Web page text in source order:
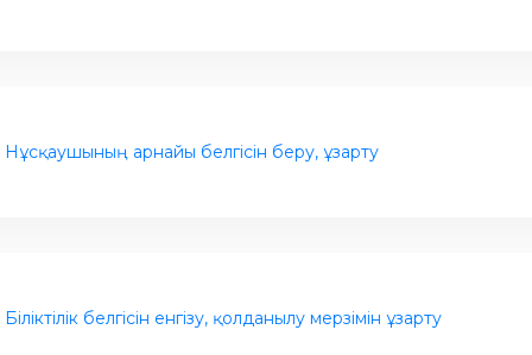
Нұсқаушының арнайы белгісін беру, ұзарту
Біліктілік белгісін енгізу, қолданылу мерзімін ұзарту